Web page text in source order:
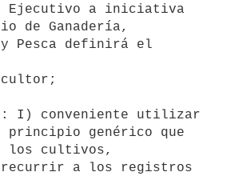
Ejecutivo a iniciativa
de Ganadería,
Pesca definirá el
I) conveniente utilizar
principio genérico que
los cultivos,
recurrir a los registros